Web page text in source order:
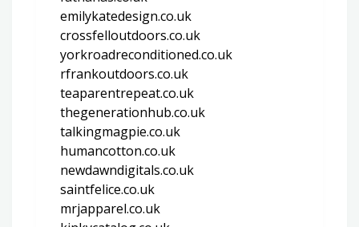
emilykatedesign.co.uk
crossfelloutdoors.co.uk
yorkroadreconditioned.co.uk
rfrankoutdoors.co.uk
teaparentrepeat.co.uk
thegenerationhub.co.uk
talkingmagpie.co.uk
humancotton.co.uk
newdawndigitals.co.uk
saintfelice.co.uk
mrjapparel.co.uk